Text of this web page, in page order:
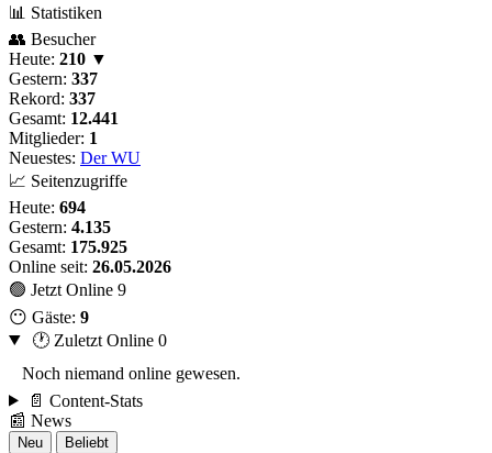
📊 Statistiken
👥 Besucher
Heute: 210 ▼
Gestern: 337
Rekord: 337
Gesamt: 12.441
Mitglieder: 1
Neuestes: Der WU
📈 Seitenzugriffe
Heute: 694
Gestern: 4.135
Gesamt: 175.925
Online seit: 26.05.2026
🟢 Jetzt Online 9
😶 Gäste: 9
🕐 Zuletzt Online 0
Noch niemand online gewesen.
📄 Content-Stats
📰 News
Neu Beliebt